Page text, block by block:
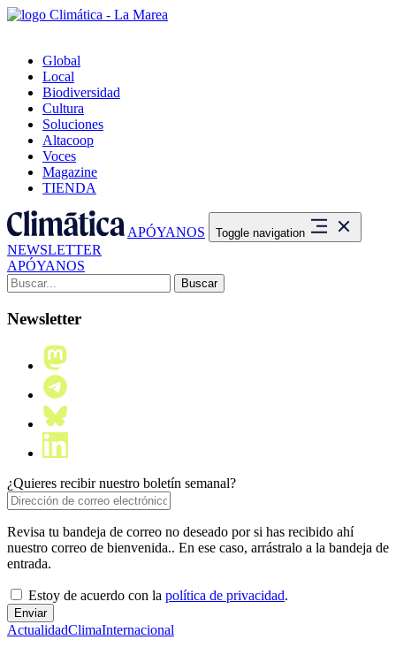
Global
Local
Biodiversidad
Cultura
Soluciones
Altacoop
Voces
Magazine
TIENDA
APÓYANOS Toggle navigation
NEWSLETTER
APÓYANOS
Buscar:
Newsletter
¿Quieres recibir nuestro boletín semanal?
Revisa tu bandeja de correo no deseado por si has recibido ahí
nuestro correo de bienvenida.. En ese caso, arrástralo a la bandeja de
entrada.
Estoy de acuerdo con la política de privacidad.
ActualidadClimaInternacional